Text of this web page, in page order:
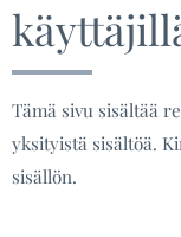
Tämä sivu sisältää
yksityistä sisältöä.
sisällön.